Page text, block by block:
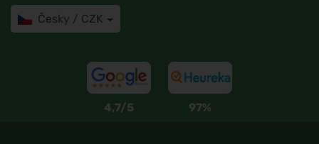
Česky / CZK
4,7/5 97%